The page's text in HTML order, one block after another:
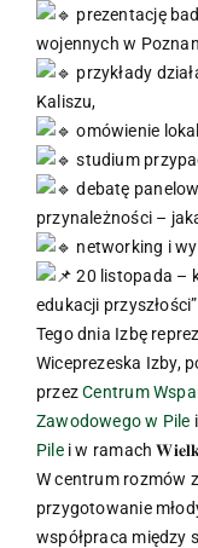
prezentację
wojennych w
przykłady
Kaliszu,
omówienie
studium
debatę
przynależności –
networking i
20 listopada –
edukacji
Tego dnia Izbę
Wiceprezeska Izby,
przezCentrum
Zawodowego w Pile
Pilei w ramach
W centrum rozmów
przygotowanie
współpraca między